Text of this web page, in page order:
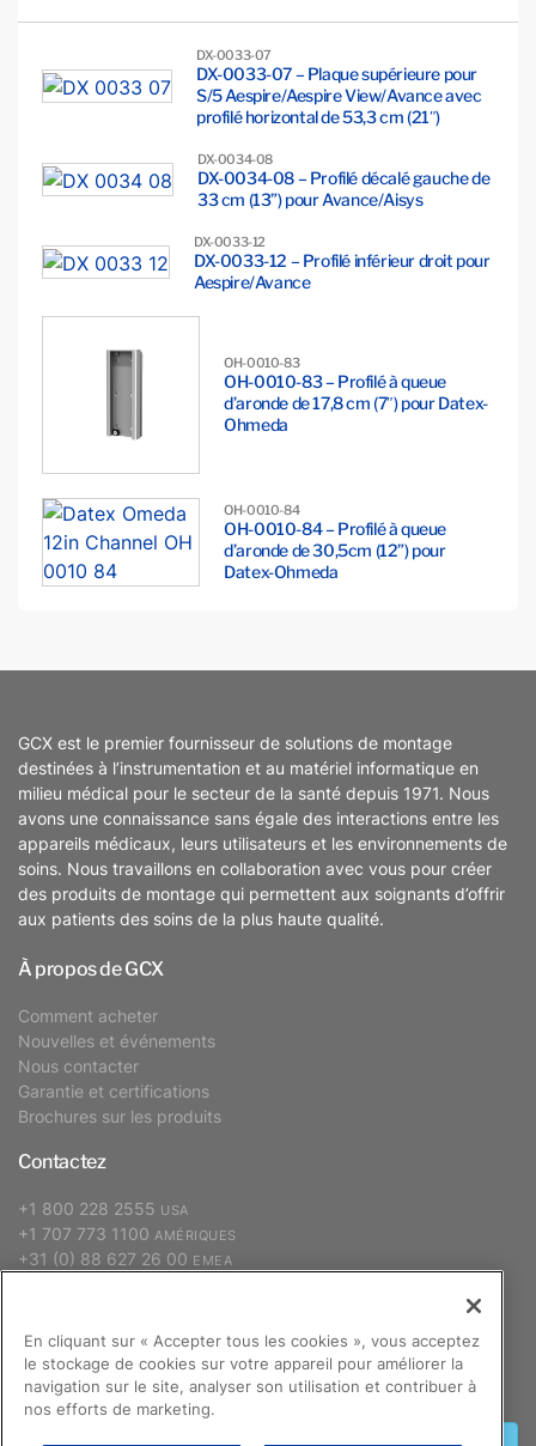
DX-0033-07
DX-0033-07 – Plaque supérieure pour
S/5 Aespire/Aespire View/Avance avec
profilé horizontal de 53,3 cm (21″)
DX-0034-08
DX-0034-08 – Profilé décalé gauche de
33 cm (13”) pour Avance/Aisys
DX-0033-12
DX-0033-12 – Profilé inférieur droit pour
Aespire/Avance
OH-0010-83
OH-0010-83 – Profilé à queue
d’aronde de 17,8 cm (7″) pour Datex-
Ohmeda
OH-0010-84
OH-0010-84 – Profilé à queue
d’aronde de 30,5cm (12”) pour
Datex-Ohmeda
GCX est le premier fournisseur de solutions de montage
destinées à l’instrumentation et au matériel informatique en
milieu médical pour le secteur de la santé depuis 1971. Nous
avons une connaissance sans égale des interactions entre les
appareils médicaux, leurs utilisateurs et les environnements de
soins. Nous travaillons en collaboration avec vous pour créer
des produits de montage qui permettent aux soignants d’offrir
aux patients des soins de la plus haute qualité.
À propos de GCX
Comment acheter
Nouvelles et événements
Nous contacter
Garantie et certifications
Brochures sur les produits
Contactez
+1 800 228 2555 USA
+1 707 773 1100 AMÉRIQUES
+31 (0) 88 627 26 00 EMEA
S’abonner
En cliquant sur « Accepter tous les cookies », vous acceptez
le stockage de cookies sur votre appareil pour améliorer la
navigation sur le site, analyser son utilisation et contribuer à
nos efforts de marketing.